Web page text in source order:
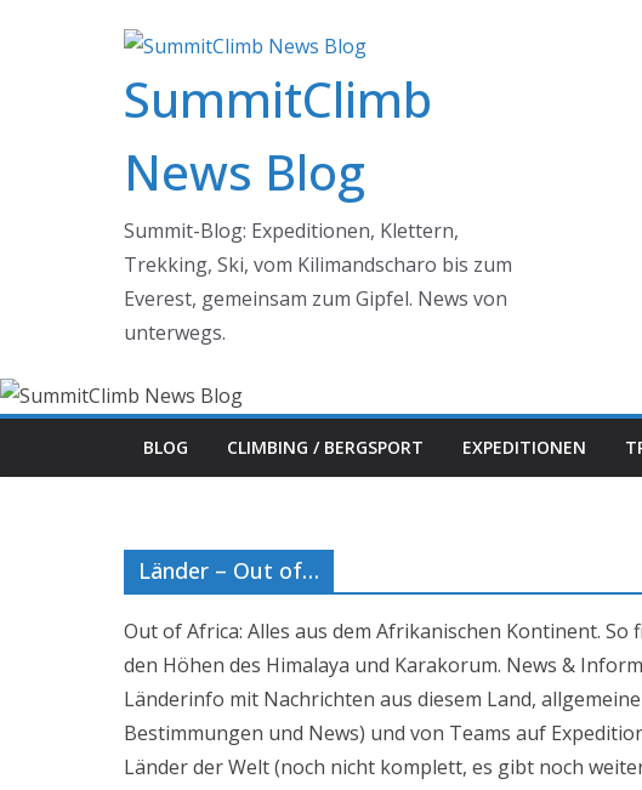
SummitClimb
News Blog
Summit-Blog: Expeditionen, Klettern,
Trekking, Ski, vom Kilimandscharo bis zum
Everest, gemeinsam zum Gipfel. News von
unterwegs.
BLOG CLIMBING / BERGSPORT EXPEDITIONEN
Länder – Out of…
Out of Africa: Alles aus dem Afrikanischen Kontinent.
den Höhen des Himalaya und Karakorum. News &
Länderinfo mit Nachrichten aus diesem Land,
Bestimmungen und News) und von Teams auf
Länder der Welt (noch nicht komplett, es gibt noch